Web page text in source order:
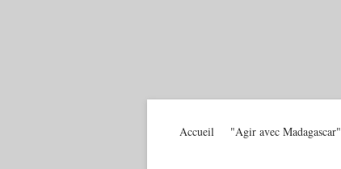
Accueil "Agir avec Madagascar"